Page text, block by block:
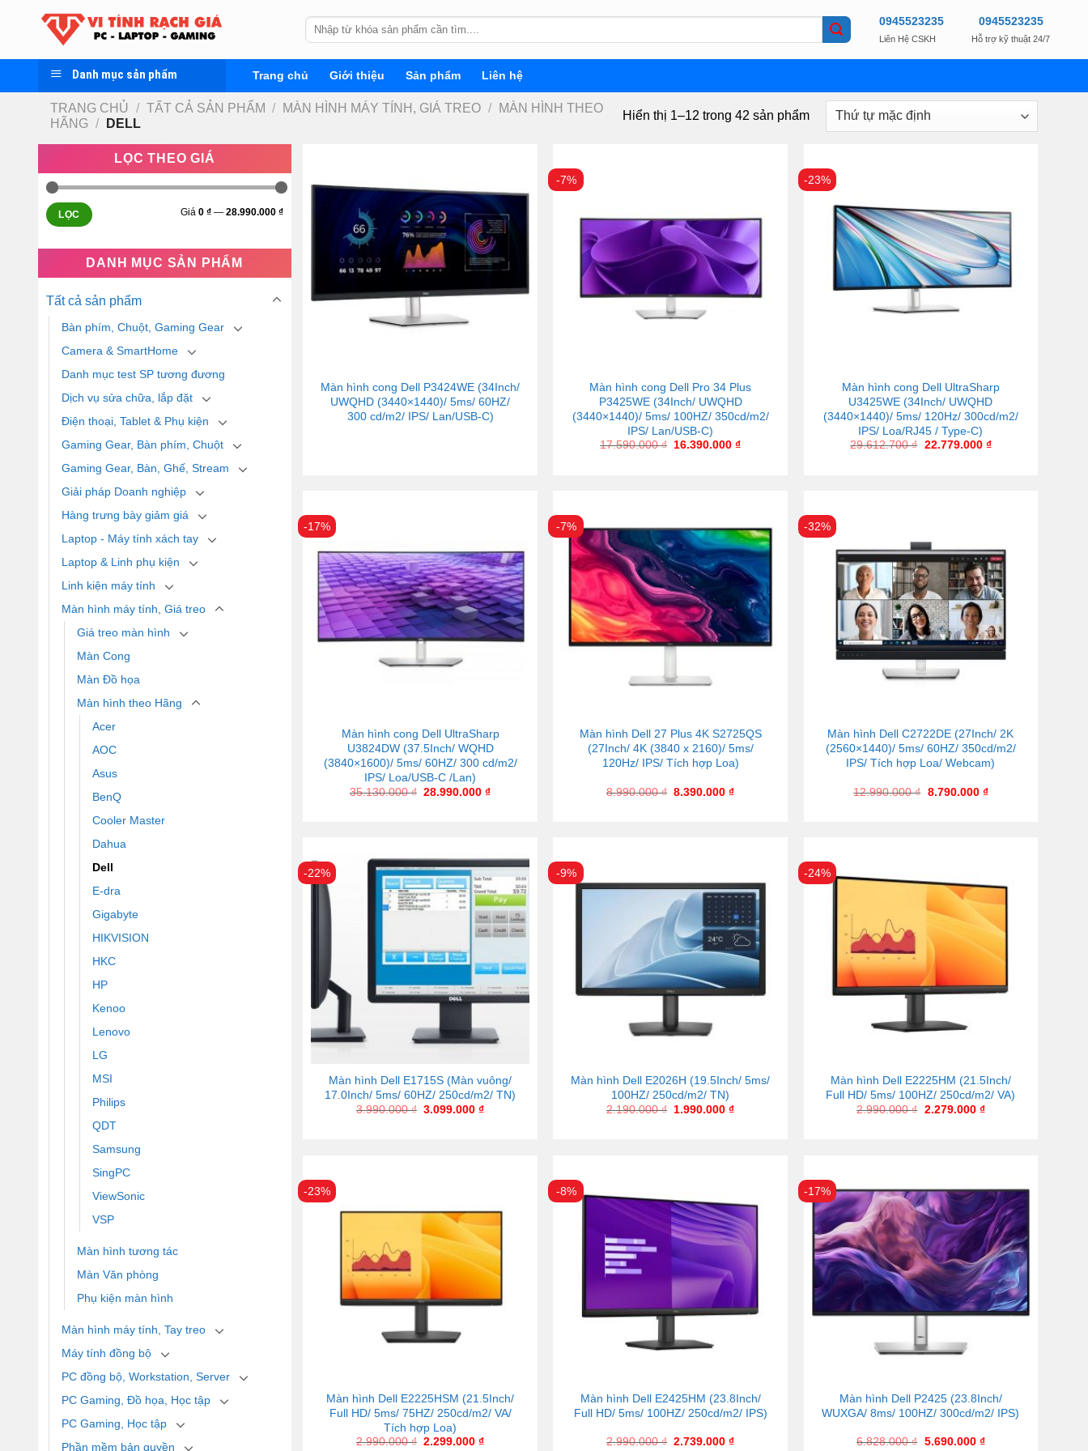
Tìm
kiếm:
0945523235
Liên Hệ CSKH
0945523235
Hỗ trợ kỹ thuật 24/7
Danh mục sản phẩm Trang chủ Giới thiệu Sản phẩm Liên hệ
TRANG CHỦ / TẤT CẢ SẢN PHẨM / MÀN HÌNH MÁY TÍNH, GIÁ TREO /
MÀN HÌNH THEO
HÃNG / DELL
Hiển thị 1–12 trong 42 sản phẩm
LỌC THEO GIÁ
LỌC Giá 0 ₫— 28.990.000 ₫
DANH MỤC SẢN PHẨM
Tất cả sản phẩm
Bàn phím, Chuột, Gaming Gear
Camera & SmartHome
Danh mục test SP tương đương
Dịch vụ sửa chữa, lắp đặt
Điện thoại, Tablet & Phụ kiện
Gaming Gear, Bàn phím, Chuột
Gaming Gear, Bàn, Ghế, Stream
Giải pháp Doanh nghiệp
Hàng trưng bày giảm giá
Laptop - Máy tính xách tay
Laptop & Linh phụ kiện
Linh kiện máy tính
Màn hình máy tính, Giá treo
Giá treo màn hình
Màn Cong
Màn Đồ họa
Màn hình theo Hãng
Acer
AOC
Asus
BenQ
Cooler Master
Dahua
Dell
E-dra
Gigabyte
HIKVISION
HKC
HP
Kenoo
Lenovo
LG
MSI
Philips
QDT
Samsung
SingPC
ViewSonic
VSP
Màn hình tương tác
Màn Văn phòng
Phụ kiện màn hình
Màn hình máy tính, Tay treo
Máy tính đồng bộ
PC đồng bộ, Workstation, Server
PC Gaming, Đồ họa, Học tập
PC Gaming, Học tập
Phần mềm bản quyền
Màn hình cong Dell P3424WE (34Inch/
UWQHD (3440×1440)/ 5ms/ 60HZ/
300 cd/m2/ IPS/ Lan/USB-C)
-7%
Màn hình cong Dell Pro 34 Plus
P3425WE (34Inch/ UWQHD
(3440×1440)/ 5ms/ 100HZ/ 350cd/m2/
IPS/ Lan/USB-C)
17.590.000₫ 16.390.000₫
-23%
Màn hình cong Dell UltraSharp
U3425WE (34Inch/ UWQHD
(3440×1440)/ 5ms/ 120Hz/ 300cd/m2/
IPS/ Loa/RJ45 / Type-C)
29.612.700₫ 22.779.000 ₫
-17%
Màn hình cong Dell UltraSharp
U3824DW (37.5Inch/ WQHD
(3840×1600)/ 5ms/ 60HZ/ 300 cd/m2/
IPS/ Loa/USB-C /Lan)
35.130.000₫ 28.990.000₫
-7%
Màn hình Dell 27 Plus 4K S2725QS
(27Inch/ 4K (3840 x 2160)/ 5ms/
120Hz/ IPS/ Tích hợp Loa)
8.990.000₫ 8.390.000₫
-32%
Màn hình Dell C2722DE (27Inch/ 2K
(2560×1440)/ 5ms/ 60HZ/ 350cd/m2/
IPS/ Tích hợp Loa/ Webcam)
12.990.000₫ 8.790.000 ₫
-22%
Màn hình Dell E1715S (Màn vuông/
17.0Inch/ 5ms/ 60HZ/ 250cd/m2/ TN)
3.990.000₫ 3.099.000₫
-9%
Màn hình Dell E2026H (19.5Inch/ 5ms/
100HZ/ 250cd/m2/ TN)
2.190.000₫ 1.990.000₫
-24%
Màn hình Dell E2225HM (21.5Inch/
Full HD/ 5ms/ 100HZ/ 250cd/m2/ VA)
2.990.000₫ 2.279.000 ₫
-23%
Màn hình Dell E2225HSM (21.5Inch/
Full HD/ 5ms/ 75HZ/ 250cd/m2/ VA/
Tích hợp Loa)
2.990.000₫ 2.299.000₫
-8%
Màn hình Dell E2425HM (23.8Inch/
Full HD/ 5ms/ 100HZ/ 250cd/m2/ IPS)
2.990.000₫ 2.739.000₫
-17%
Màn hình Dell P2425 (23.8Inch/
WUXGA/ 8ms/ 100HZ/ 300cd/m2/ IPS)
6.828.000₫ 5.690.000 ₫